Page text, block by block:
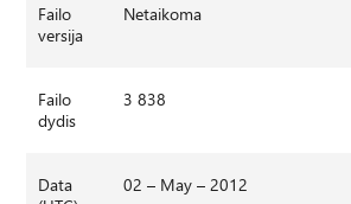
Failo
versija
Netaikoma
Failo
dydis
3 838
Data
02 – May – 2012